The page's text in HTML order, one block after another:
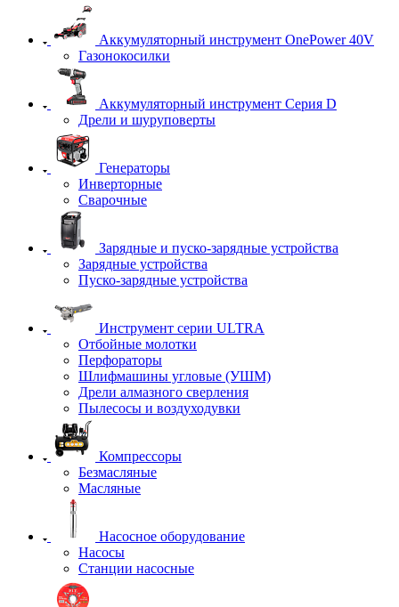
Аккумуляторный инструмент OnePower 40V
Газонокосилки
Аккумуляторный инструмент Серия D
Дрели и шуруповерты
Генераторы
Инверторные
Сварочные
Зарядные и пуско-зарядные устройства
Зарядные устройства
Пуско-зарядные устройства
Инструмент серии ULTRA
Отбойные молотки
Перфораторы
Шлифмашины угловые (УШМ)
Дрели алмазного сверления
Пылесосы и воздуходувки
Компрессоры
Безмасляные
Масляные
Насосное оборудование
Насосы
Станции насосные